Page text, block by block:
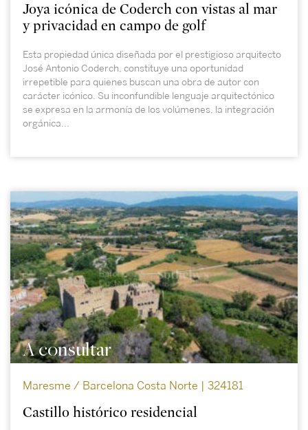
Joya icónica de Coderch con vistas al mar
y privacidad en campo de golf
Esta propiedad única diseñada por el prestigioso arquitecto
José Antonio Coderch, constituye una oportunidad
irrepetible para quienes buscan una obra de autor con
carácter icónico. Su inconfundible lenguaje arquitectónico
se expresa en la armonía de los volúmenes, la integración
orgánica...
A consultar
Maresme / Barcelona Costa Norte | 324181
Castillo histórico residencial